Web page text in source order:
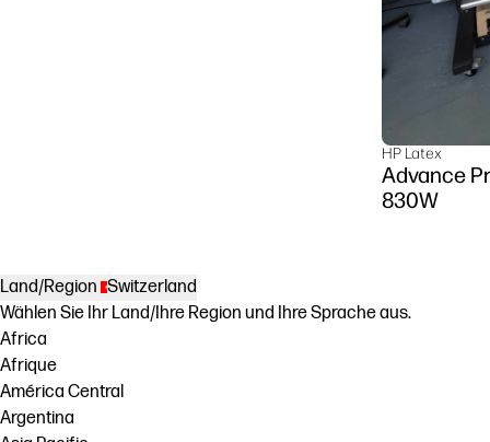
HP Latex
Advance
830W
Land/Region Switzerland
Wählen Sie Ihr Land/Ihre Region und Ihre Sprache aus.
Africa
Afrique
América Central
Argentina